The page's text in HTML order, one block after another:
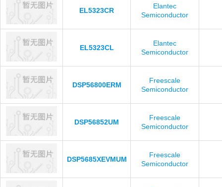
EL5323CR
Elantec
Semiconductor
EL5323CL
Elantec
Semiconductor
DSP56800ERM
Freescale
Semiconductor
DSP56852UM
Freescale
Semiconductor
DSP5685XEVMUM
Freescale
Semiconductor